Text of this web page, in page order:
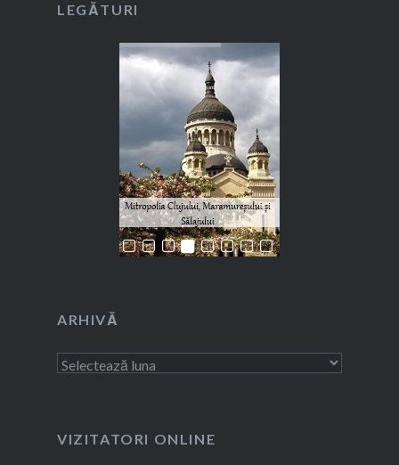
LEGĂTURI
ARHIVĂ
Arhivă
VIZITATORI ONLINE